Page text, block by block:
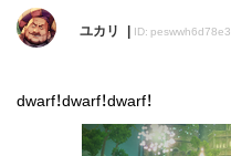
ユカリ ID: peswwh6d78e3
dwarf！dwarf！dwarf！